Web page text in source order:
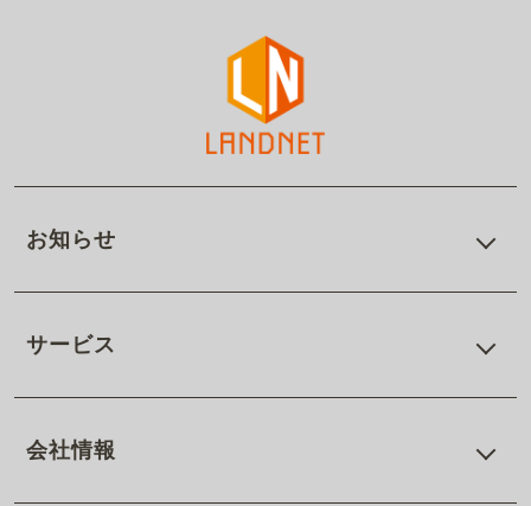
お知らせ
サービス
会社情報